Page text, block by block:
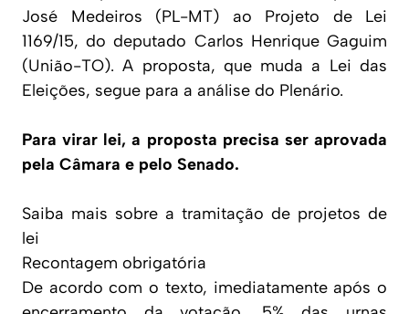
José Medeiros (PL-MT) ao Projeto de Lei
1169/15, do deputado Carlos Henrique Gaguim
(União-TO). A proposta, que muda a Lei das
Eleições, segue para a análise do Plenário.
Para virar lei, a proposta precisa ser aprovada
pela Câmara e pelo Senado.
Saiba mais sobre a tramitação de projetos de
lei
Recontagem obrigatória
De acordo com o texto, imediatamente após o